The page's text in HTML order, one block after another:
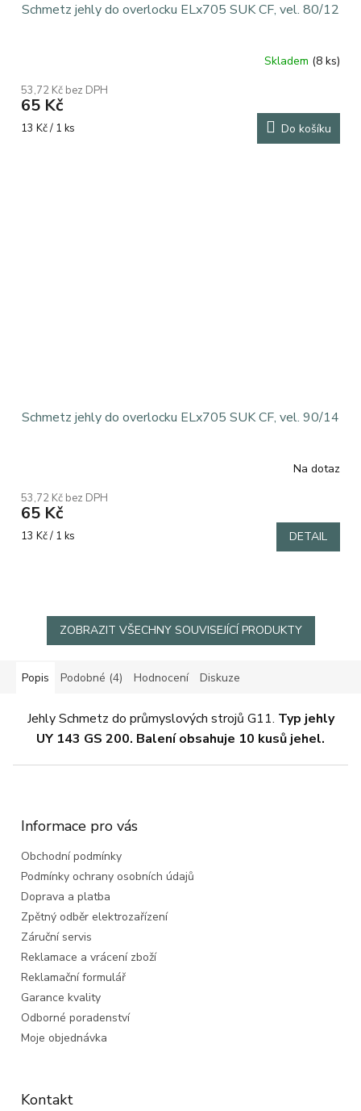
Schmetz jehly do overlocku ELx705 SUK CF, vel. 80/12
produktu
je
5,0
Skladem (8 ks)
53,72 Kč bez DPH
65 Kč
Měrná
13 Kč / 1 ks Do košíku
Schmetz jehly do overlocku ELx705 SUK CF, vel. 90/14
Na dotaz
53,72 Kč bez DPH
65 Kč
Měrná
13 Kč / 1 ks DETAIL
ZOBRAZIT VŠECHNY SOUVISEJÍCÍ PRODUKTY
Popis Podobné (4) Hodnocení Diskuze
Jehly Schmetz do průmyslových strojů G11. Typ jehly
UY 143 GS 200. Balení obsahuje 10 kusů jehel.
Informace pro vás
Obchodní podmínky
Podmínky ochrany osobních údajů
Doprava a platba
Zpětný odběr elektrozařízení
Záruční servis
Reklamace a vrácení zboží
Reklamační formulář
Garance kvality
Odborné poradenství
Moje objednávka
Kontakt